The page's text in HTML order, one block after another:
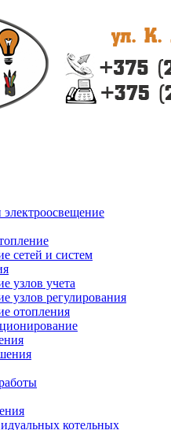
сетей и систем
узлов учета
узлов регулирования
отопления
котельных